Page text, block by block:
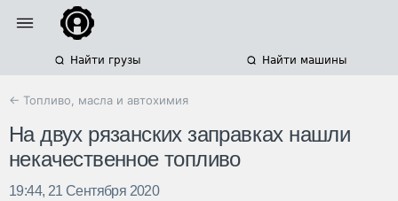
Найти грузы Найти машины
← Топливо, масла и автохимия
На двух рязанских заправках нашли
некачественное топливо
19:44, 21 Сентября 2020